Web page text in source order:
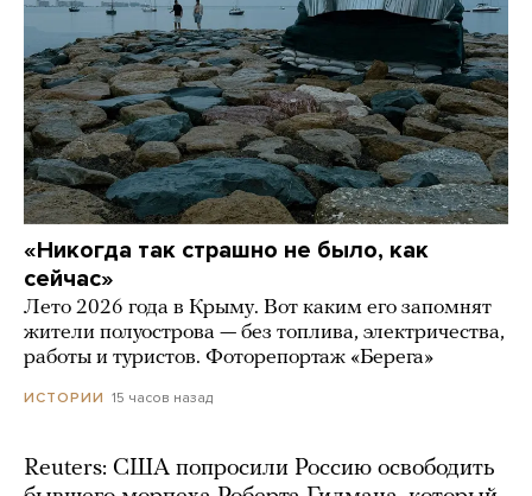
«Никогда так страшно не было, как
сейчас»
Лето 2026 года в Крыму. Вот каким его запомнят
жители полуострова — без топлива, электричества,
работы и туристов. Фоторепортаж «Берега»
ИСТОРИИ 15 часов назад
Reuters: США попросили Россию освободить